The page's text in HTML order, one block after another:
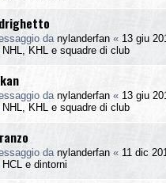
da nylanderfan « 13 giu
NHL, KHL e squadre di club
da nylanderfan « 13 giu
NHL, KHL e squadre di club
da nylanderfan « 11 dic
HCL e dintorni